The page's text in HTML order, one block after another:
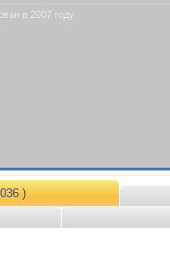
в 2007 году
)